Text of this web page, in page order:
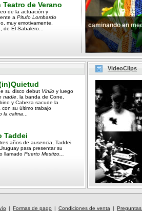
Teatro de Verano
de la actuación y
a Pitufo Lombardo
muy emotivamente,
de El Sabalero...
caminando en
su disco debut Vinilo y luego
nadie , la banda de Cone,
y Cabeza sacude la
con su último trabajo
la calma
Taddei
años de ausencia, Taddei
para presentar su
llamado Puerto Mestizo...
VideoClips
| Formas de pago | Condiciones de venta |